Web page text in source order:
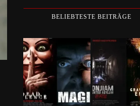
BELIEBTESTE BEITRÄGE